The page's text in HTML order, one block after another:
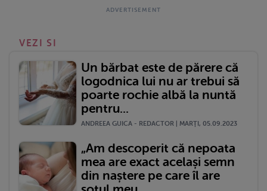
VEZI SI
Un bărbat este de părere că
logodnica lui nu ar trebui să
poarte rochie albă la nuntă
pentru...
ANDREEA GUICA - REDACTOR | MARŢI, 05.09.2023
„Am descoperit că nepoata
mea are exact același semn
din naștere pe care îl are